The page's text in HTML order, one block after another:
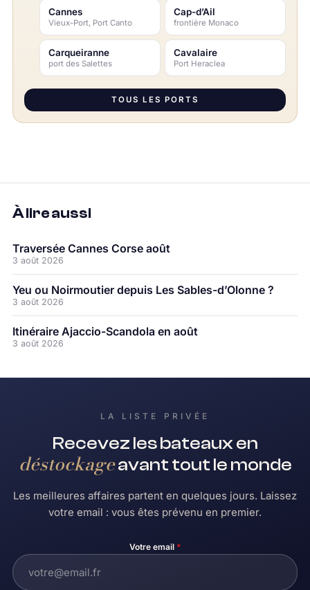
Cannes
Vieux-Port, Port Canto
Cap-d’Ail
frontière Monaco
Carqueiranne
port des Salettes
Cavalaire
Port Heraclea
TOUS LES PORTS
À lire aussi
Traversée Cannes Corse août
3 août 2026
Yeu ou Noirmoutier depuis Les Sables-d’Olonne ?
3 août 2026
Itinéraire Ajaccio-Scandola en août
3 août 2026
LA LISTE PRIVÉE
Recevez les bateaux en
déstockageavant tout le monde
Les meilleures affaires partent en quelques jours. Laissez
votre email : vous êtes prévenu en premier.
Votre email *